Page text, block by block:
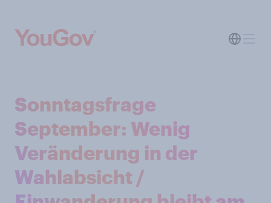
Sonntagsfrage
September: Wenig
Veränderung in der
Wahlabsicht /